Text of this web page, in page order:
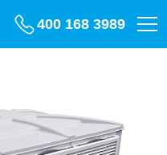
400 168 3989